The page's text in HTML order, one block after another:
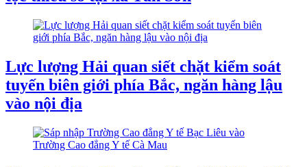
Lực lượng Hải quan siết chặt kiểm soát
tuyến biên giới phía Bắc, ngăn hàng lậu
vào nội địa